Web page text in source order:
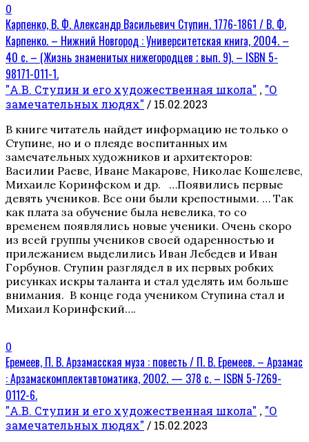
0
Карпенко, В. Ф. Александр Васильевич Ступин. 1776-1861 / В. Ф.
Карпенко. – Нижний Новгород : Университетская книга, 2004. –
40 с. – (Жизнь знаменитых нижегородцев ; вып. 9). – ISBN 5-
98171-011-1.
"А.В. Ступин и его художественная школа" , "О
замечательных людях" / 15.02.2023
В книге читатель найдет информацию не только о
Ступине, но и о плеяде воспитанных им
замечательных художников и архитекторов:
Василии Раеве, Иване Макарове, Николае Кошелеве,
Михаиле Коринфском и др. …Появились первые
девять учеников. Все они были крепостными. … Так
как плата за обучение была невелика, то со
временем появлялись новые ученики. Очень скоро
из всей группы учеников своей одаренностью и
прилежанием выделились Иван Лебедев и Иван
Горбунов. Ступин разглядел в их первых робких
рисунках искры таланта и стал уделять им больше
внимания. В конце года учеником Ступина стал и
Михаил Коринфский….
0
Еремеев, П. В. Арзамасская муза : повесть / П. В. Еремеев. – Арзамас
: Арзамаскомплектавтоматика, 2002. — 378 с. – ISBN 5-7269-
0112-6.
"А.В. Ступин и его художественная школа" , "О
замечательных людях" / 15.02.2023